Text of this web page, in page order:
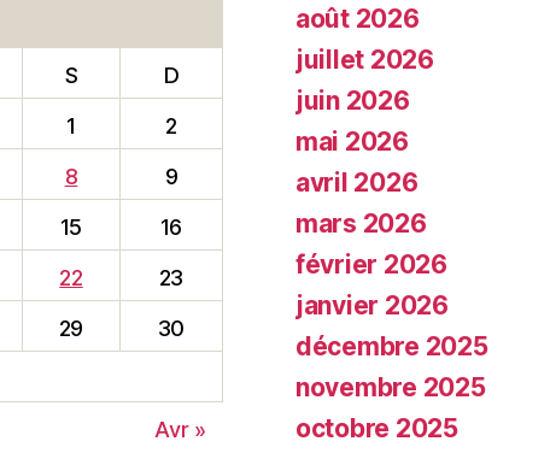
S
D
1
2
8
9
15
16
22
23
29
30
Avr »
août 2026
juillet 2026
juin 2026
mai 2026
avril 2026
mars 2026
février 2026
janvier 2026
décembre 2025
novembre 2025
octobre 2025